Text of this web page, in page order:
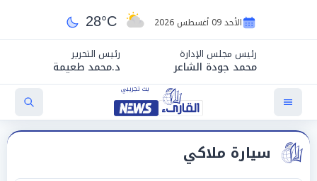
الأحد 09 أغسطس 2026 28°C
رئيس مجلس الإدارة
محمد جودة الشاعر
رئيس التحرير
د.محمد طعيمة
سيارة ملاكي